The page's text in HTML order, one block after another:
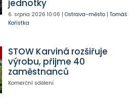
jednotky
6. srpna 2026 10:06 | Ostrava-město| Tomáš
Kořistka
STOW Karviná rozšiřuje
výrobu, přijme 40
zaměstnanců
Komerční sdělení